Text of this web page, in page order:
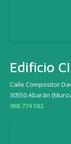
Edificio
Calle Compositor
30550 Abarán
968 774 582